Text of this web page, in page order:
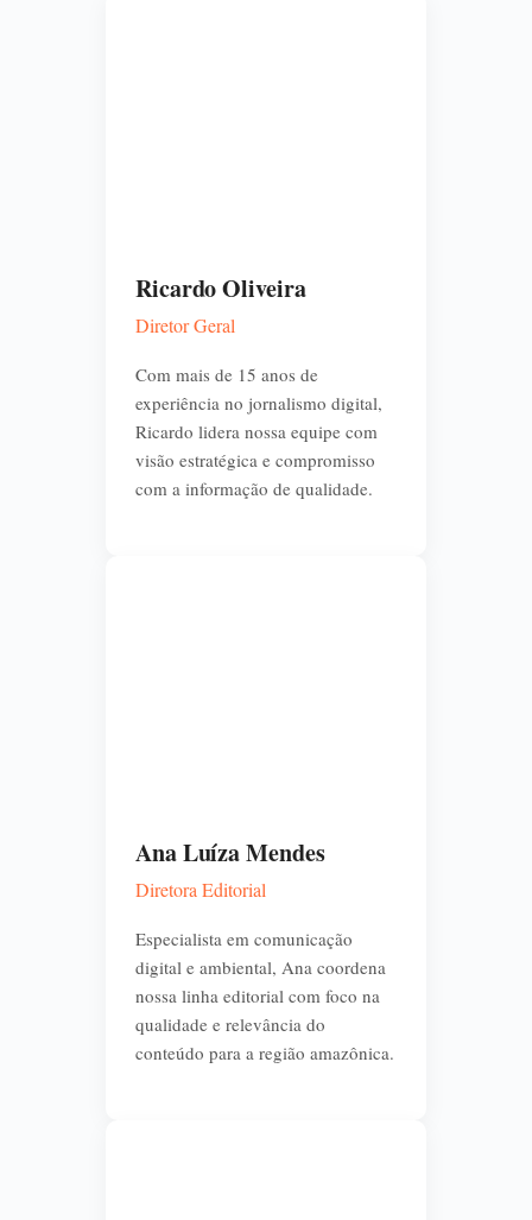
Ricardo Oliveira
Diretor Geral
Com mais de 15 anos de
experiência no jornalismo digital,
Ricardo lidera nossa equipe com
visão estratégica e compromisso
com a informação de qualidade.
Ana Luíza Mendes
Diretora Editorial
Especialista em comunicação
digital e ambiental, Ana coordena
nossa linha editorial com foco na
qualidade e relevância do
conteúdo para a região amazônica.